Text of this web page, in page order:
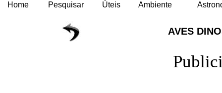
Home Pesquisar Úteis Ambiente
AVES